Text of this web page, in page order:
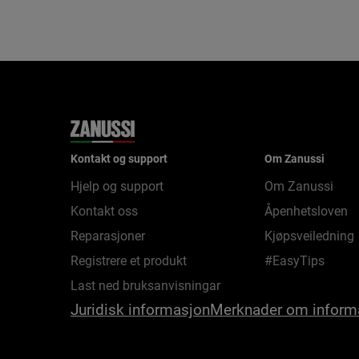
Kontakt og support
Hjelp og support
Kontakt oss
Reparasjoner
Registrere et produkt
Last ned bruksanvisningar
Om Zanussi
Om Zanussi
Åpenhetsloven
Kjøpsveiledning
#EasyTips
Juridisk informasjonMerknader om